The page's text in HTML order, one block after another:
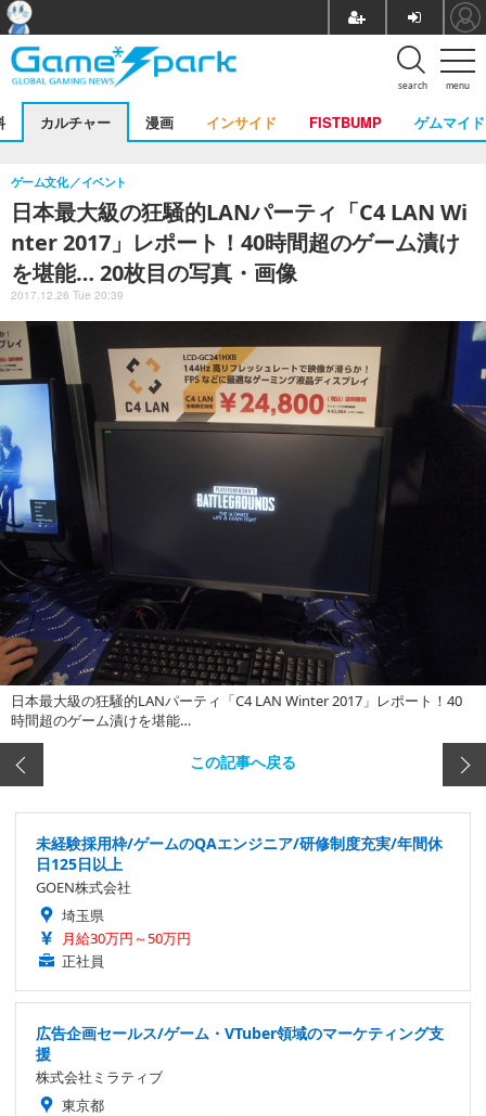
menu
search
カルチャー 漫画 インサイド FISTBUMP ゲムマイド
日本最大級の狂騒的LANパーティ「C4 LAN Wi
nter 2017」レポート！40時間超のゲーム漬け
を堪能… 20枚目の写真・画像
ゲーム文化 イベント
2017.12.26 Tue 20:39
日本最大級の狂騒的LANパーティ「C4 LAN Winter 2017」レポート！40
時間超のゲーム漬けを堪能…
この記事へ戻る
未経験採用枠/ゲームのQAエンジニア/研修制度充実/年間休
日125日以上
GOEN株式会社
埼玉県
月給30万円～50万円
正社員
広告企画セールス/ゲーム・VTuber領域のマーケティング支
援
株式会社ミラティブ
東京都